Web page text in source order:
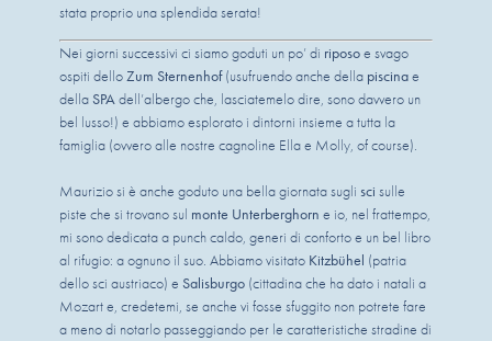
stata proprio una splendida serata!
Nei giorni successivi ci siamo goduti un po’ di riposo e svago
ospiti dello Zum Sternenhof (usufruendo anche della piscina e
della SPA dell’albergo che, lasciatemelo dire, sono davvero un
bel lusso!) e abbiamo esplorato i dintorni insieme a tutta la
famiglia (ovvero alle nostre cagnoline Ella e Molly, of course).
Maurizio si è anche goduto una bella giornata sugli sci sulle
piste che si trovano sul monte Unterberghorn e io, nel frattempo,
mi sono dedicata a punch caldo, generi di conforto e un bel libro
al rifugio: a ognuno il suo. Abbiamo visitato Kitzbühel (patria
dello sci austriaco) e Salisburgo (cittadina che ha dato i natali a
Mozart e, credetemi, se anche vi fosse sfuggito non potrete fare
a meno di notarlo passeggiando per le caratteristiche stradine di